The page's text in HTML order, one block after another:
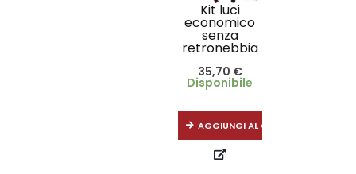
Kit luci
economico
senza
retronebbia
35,70 €
Disponibile
AGGIUNGI AL CARRELLO